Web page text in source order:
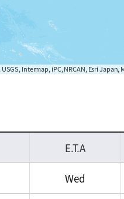
Intermap, iPC, NRCAN, Esri
E.T.A
Wed